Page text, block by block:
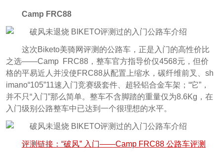
Camp FRC88
这次Biketo美骑网评测的公路车，正是入门的高性价比
之选——Camp FRC88，整车官方指导价仅4568元，但价
格的平易近人并没使FRC88从配置上缩水，碳纤维前叉、sh
imano“105”11速入门竞赛级套件、超轻铝合金车架；“它”，
并不只“入门”那么简单。整车不含脚踏的重量仅为8.6Kg，在
入门级别公路整车中已达到一个很理想的水平。
评测链接：“破风” 入门——Camp FRC88 公路车评测